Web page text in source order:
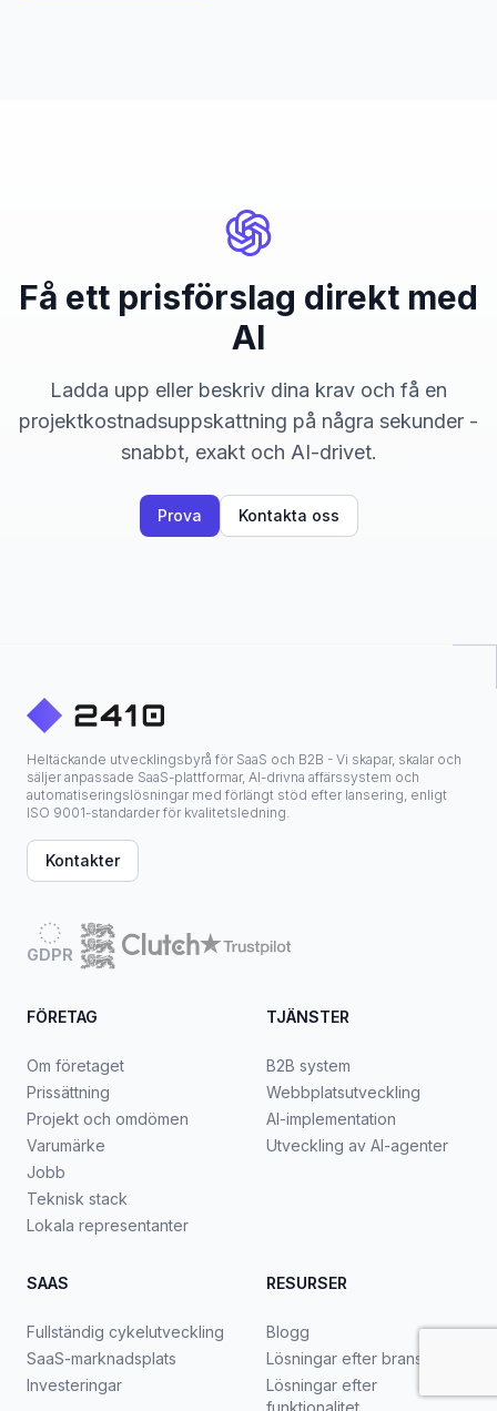
Få ett prisförslag direkt med
AI
Ladda upp eller beskriv dina krav och få en
projektkostnadsuppskattning på några sekunder -
snabbt, exakt och AI-drivet.
Prova Kontakta oss
Heltäckande utvecklingsbyrå för SaaS och B2B - Vi skapar, skalar och
säljer anpassade SaaS-plattformar, AI-drivna affärssystem och
automatiseringslösningar med förlängt stöd efter lansering, enligt
ISO 9001-standarder för kvalitetsledning.
Kontakter
GDPR
FÖRETAG
Om företaget
Prissättning
Projekt och omdömen
Varumärke
Jobb
Teknisk stack
Lokala representanter
TJÄNSTER
B2B system
Webbplatsutveckling
AI-implementation
Utveckling av AI-agenter
SAAS
Fullständig cykelutveckling
SaaS-marknadsplats
Investeringar
RESURSER
Blogg
Lösningar efter bransch
Lösningar efter